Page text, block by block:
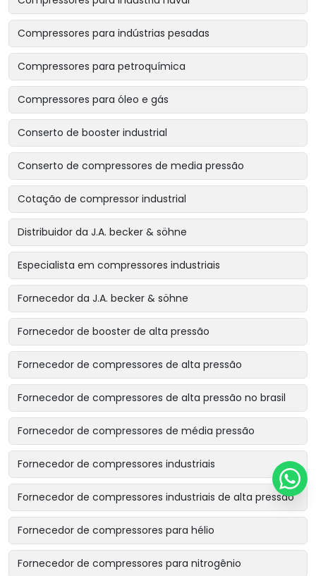
Compressores para indústrias pesadas
Compressores para petroquímica
Compressores para óleo e gás
Conserto de booster industrial
Conserto de compressores de media pressão
Cotação de compressor industrial
Distribuidor da J.A. becker & söhne
Especialista em compressores industriais
Fornecedor da J.A. becker & söhne
Fornecedor de booster de alta pressão
Fornecedor de compressores de alta pressão
Fornecedor de compressores de alta pressão no brasil
Fornecedor de compressores de média pressão
Fornecedor de compressores industriais
Fornecedor de compressores industriais de alta pressão
Fornecedor de compressores para hélio
Fornecedor de compressores para nitrogênio